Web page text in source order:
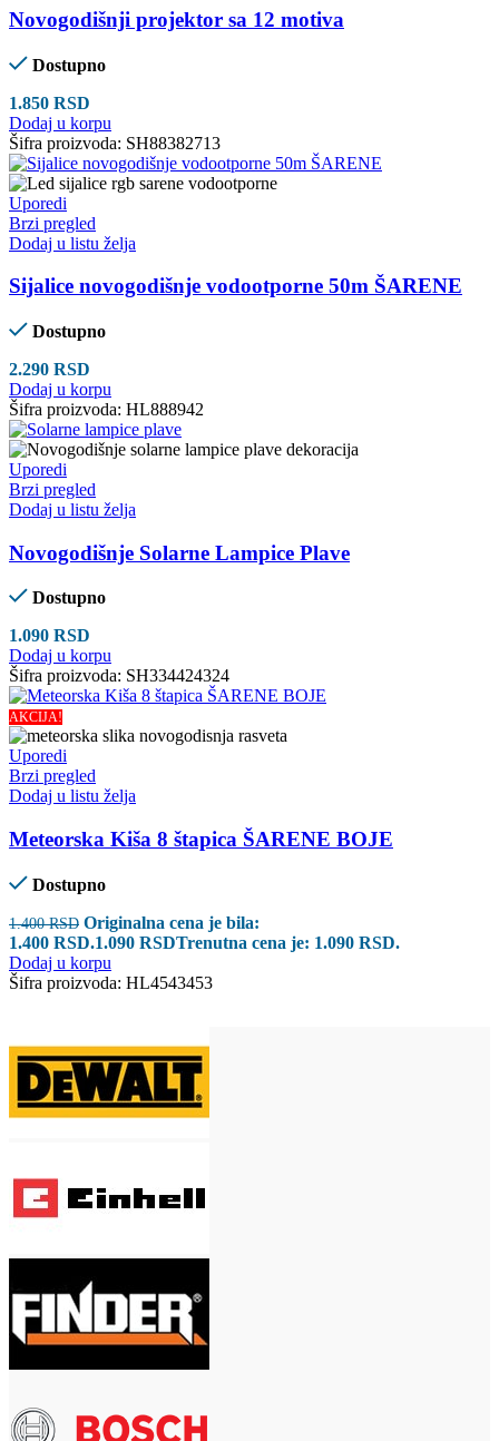
Novogodišnji projektor sa 12 motiva
Dostupno
1.850 RSD
Dodaj u korpu
Šifra proizvoda: SH88382713
Uporedi
Brzi pregled
Dodaj u listu želja
Sijalice novogodišnje vodootporne 50m ŠARENE
Dostupno
2.290 RSD
Dodaj u korpu
Šifra proizvoda: HL888942
Uporedi
Brzi pregled
Dodaj u listu želja
Novogodišnje Solarne Lampice Plave
Dostupno
1.090 RSD
Dodaj u korpu
Šifra proizvoda: SH334424324
AKCIJA!
Uporedi
Brzi pregled
Dodaj u listu želja
Meteorska Kiša 8 štapica ŠARENE BOJE
Dostupno
1.400RSD Originalna cena je bila:
1.400 RSD.1.090 RSDTrenutna cena je: 1.090 RSD.
Dodaj u korpu
Šifra proizvoda: HL4543453